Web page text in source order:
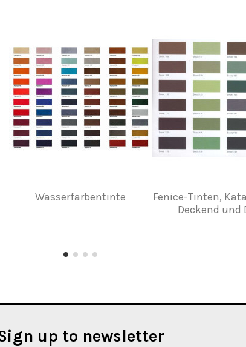
Wasserfarbentinte
Fenice-Tinten,
Deckend und
up to newsletter